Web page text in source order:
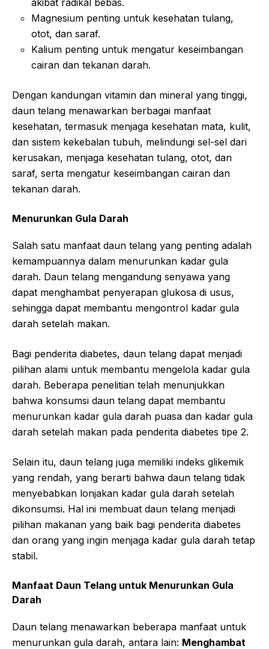
Magnesium penting untuk kesehatan tulang,
otot, dan saraf.
Kalium penting untuk mengatur keseimbangan
cairan dan tekanan darah.
Dengan kandungan vitamin dan mineral yang tinggi,
daun telang menawarkan berbagai manfaat
kesehatan, termasuk menjaga kesehatan mata, kulit,
dan sistem kekebalan tubuh, melindungi sel-sel dari
kerusakan, menjaga kesehatan tulang, otot, dan
saraf, serta mengatur keseimbangan cairan dan
tekanan darah.
Menurunkan Gula Darah
Salah satu manfaat daun telang yang penting adalah
kemampuannya dalam menurunkan kadar gula
darah. Daun telang mengandung senyawa yang
dapat menghambat penyerapan glukosa di usus,
sehingga dapat membantu mengontrol kadar gula
darah setelah makan.
Bagi penderita diabetes, daun telang dapat menjadi
pilihan alami untuk membantu mengelola kadar gula
darah. Beberapa penelitian telah menunjukkan
bahwa konsumsi daun telang dapat membantu
menurunkan kadar gula darah puasa dan kadar gula
darah setelah makan pada penderita diabetes tipe 2.
Selain itu, daun telang juga memiliki indeks glikemik
yang rendah, yang berarti bahwa daun telang tidak
menyebabkan lonjakan kadar gula darah setelah
dikonsumsi. Hal ini membuat daun telang menjadi
pilihan makanan yang baik bagi penderita diabetes
dan orang yang ingin menjaga kadar gula darah tetap
stabil.
Manfaat Daun Telang untuk Menurunkan Gula
Darah
Daun telang menawarkan beberapa manfaat untuk
menurunkan gula darah, antara lain: Menghambat